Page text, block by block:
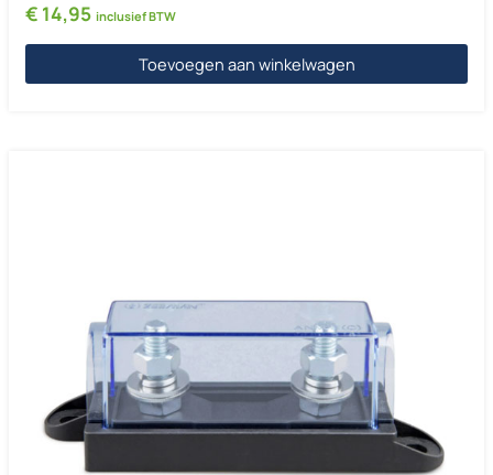
€ 14,95 inclusief BTW
Toevoegen aan winkelwagen